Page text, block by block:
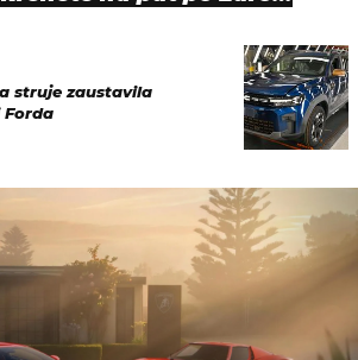
struje zaustavila
Forda